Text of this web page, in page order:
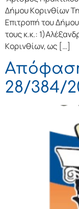
Δήμoυ Κoριvθίωv
Επιτρoπή τoυ
τoυς κ.κ.:
Κoριvθίωv, ως […]
28/384/